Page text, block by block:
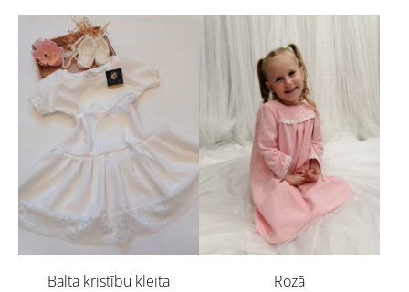
Balta kristību kleita
Rozā